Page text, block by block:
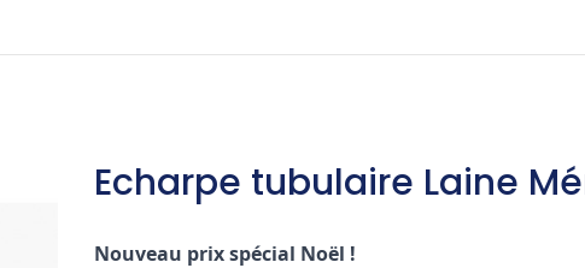
Echarpe tubulaire Laine
Nouveau prix spécial Noël !